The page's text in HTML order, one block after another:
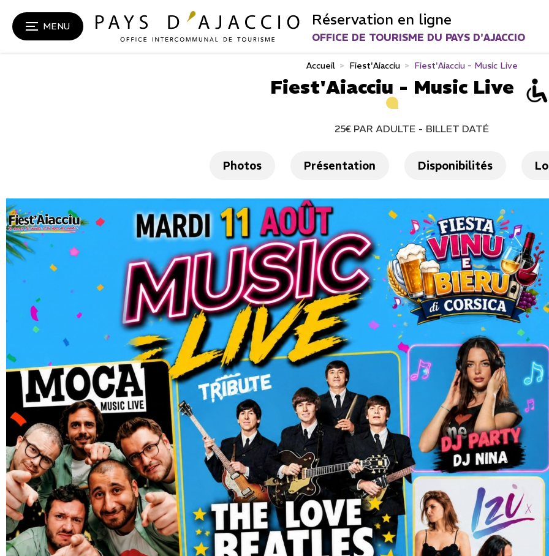
MENU Réservation en ligne
OFFICE DE TOURISME DU PAYS D'AJACCIO
Accueil > Fiest'Aiacciu > Fiest'Aiacciu - Music Live
Fiest'Aiacciu - Music Live
25€ PAR ADULTE BILLET DATÉ
Photos Présentation Disponibilités